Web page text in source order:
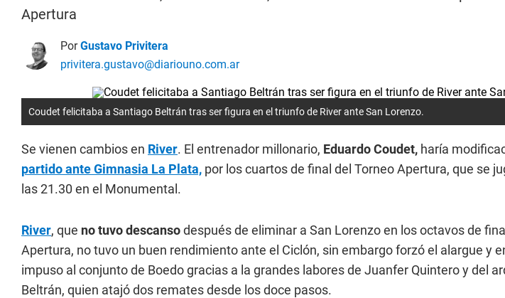
Apertura
PorGustavo Privitera
privitera.gustavo@diariouno.com.ar
Coudet felicitaba a Santiago Beltrán tras ser figura en el triunfo de River ante San Lorenzo.
Se vienen cambios en River. El entrenador millonario, Eduardo Coudet, haría
partido ante Gimnasia La Plata, por los cuartos de final del Torneo Apertura, que se
las 21.30 en el Monumental.
River, que no tuvo descansodespués de eliminar a San Lorenzo en los octavos de
Apertura, no tuvo un buen rendimiento ante el Ciclón, sin embargo forzó el alargue y
impuso al conjunto de Boedo gracias a la grandes labores de Juanfer Quintero y del
Beltrán, quien atajó dos remates desde los doce pasos.